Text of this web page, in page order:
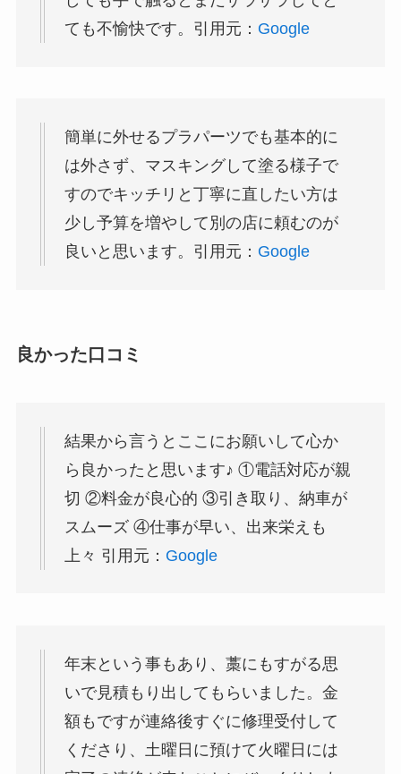
ても不愉快です。引用元： Google
簡単に外せるプラパーツでも基本的に
は外さず、マスキングして塗る様子で
すのでキッチリと丁寧に直したい方は
少し予算を増やして別の店に頼むのが
良いと思います。引用元： Google
良かった口コミ
結果から言うとここにお願いして心か
ら良かったと思います♪ ①電話対応が親
切 ②料金が良心的 ③引き取り、納車が
スムーズ ④仕事が早い、出来栄えも
上々 引用元： Google
年末という事もあり、藁にもすがる思
いで見積もり出してもらいました。金
額もですが連絡後すぐに修理受付して
くださり、土曜日に預けて火曜日には